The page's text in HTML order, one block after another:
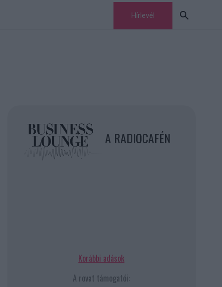
Hírlevél
A RADIOCAFÉN
Korábbi adások
A rovat támogatói: